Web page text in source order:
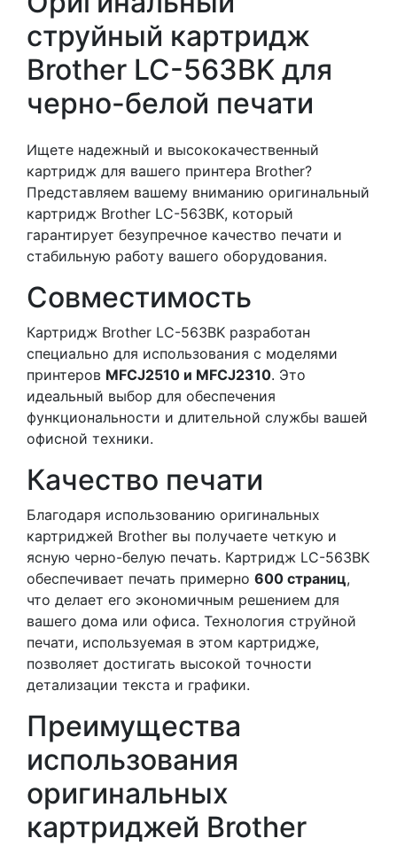
струйный картридж
Brother LC-563BK для
черно-белой печати
Ищете надежный и высококачественный
картридж для вашего принтера Brother?
Представляем вашему вниманию оригинальный
картридж Brother LC-563BK, который
гарантирует безупречное качество печати и
стабильную работу вашего оборудования.
Совместимость
Картридж Brother LC-563BK разработан
специально для использования с моделями
принтеров MFCJ2510 и MFCJ2310. Это
идеальный выбор для обеспечения
функциональности и длительной службы вашей
офисной техники.
Качество печати
Благодаря использованию оригинальных
картриджей Brother вы получаете четкую и
ясную черно-белую печать. Картридж LC-563BK
обеспечивает печать примерно 600 страниц,
что делает его экономичным решением для
вашего дома или офиса. Технология струйной
печати, используемая в этом картридже,
позволяет достигать высокой точности
детализации текста и графики.
Преимущества
использования
оригинальных
картриджей Brother